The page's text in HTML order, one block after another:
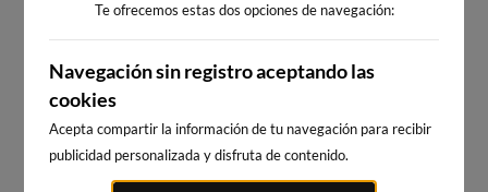
WEBCAM PRAIA DA ROCHA,
PORTIMÃO
WEBCAMS CERCANAS
Te ofrecemos estas dos opciones de navegación:
Navegación sin registro aceptando las
cookies
Acepta compartir la información de tu navegación para recibir
publicidad personalizada y disfruta de contenido.